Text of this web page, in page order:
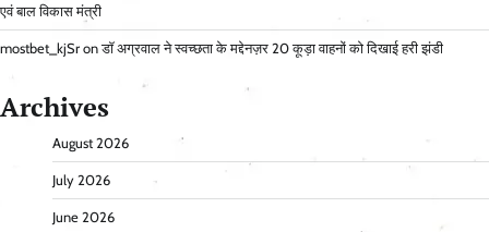
एवं बाल विकास मंत्री
mostbet_kjSr onडॉ अग्रवाल ने स्वच्छता के मद्देनज़र 20 कूड़ा वाहनों को दिखाई हरी झंडी
Archives
August 2026
July 2026
June 2026